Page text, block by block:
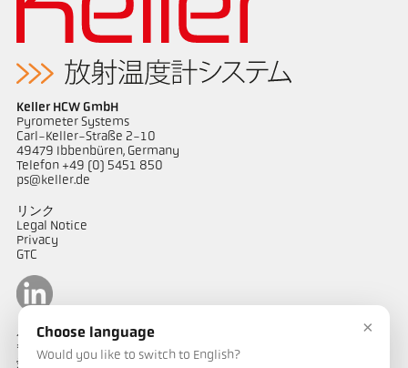
Keller HCW GmbH
Pyrometer Systems
Carl-Keller-Straße 2-10
49479 Ibbenbüren, Germany
Telefon +49 (0) 5451 850
ps@keller.de
リンク
Legal Notice
Privacy
GTC
ケラーパイロメータージャパン
〒487-0035
愛知県春日井市
×
Choose language
Would you like to switch to English?